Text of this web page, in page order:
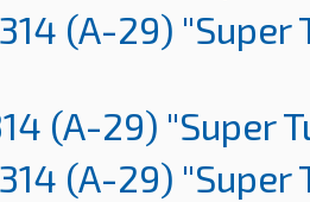
(A-29) "Super
(A-29) "Super
(A-29) "Super